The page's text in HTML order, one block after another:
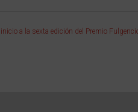
a la sexta edición del Premio